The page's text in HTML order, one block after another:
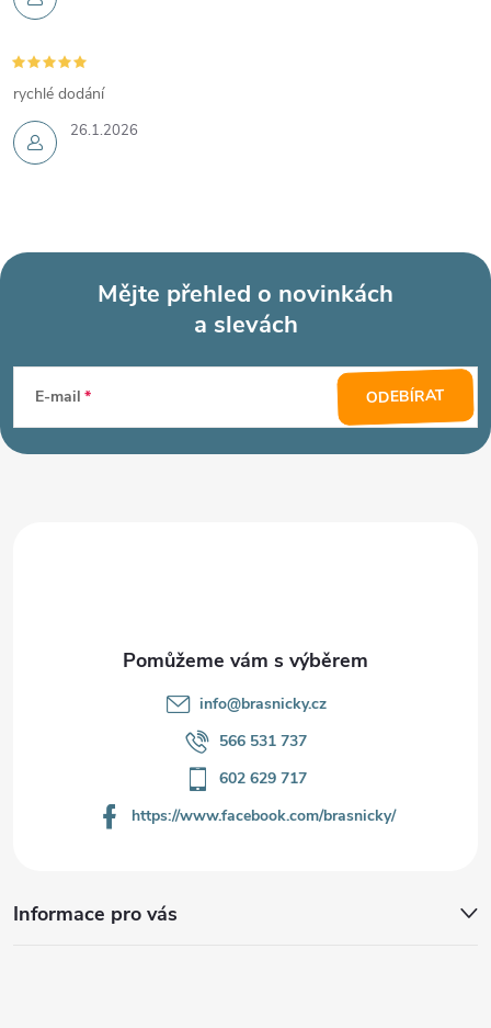
26.1.2026
rychlé dodání
p
Mějte přehled o novinkách
a slevách
E-mail ODEBÍRAT
info@brasnicky.cz
566 531 737
602 629 717
https://www.facebook.com/brasnicky/
Informace pro vás